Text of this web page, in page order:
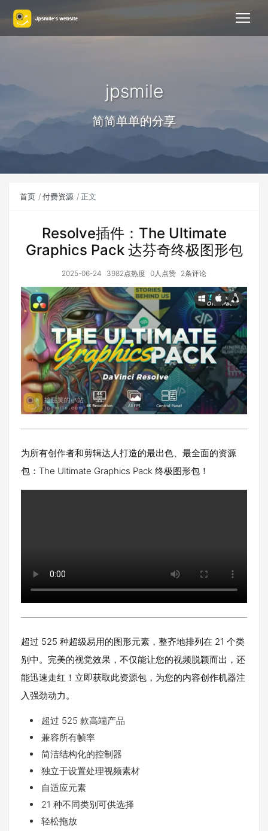
jpsmile
简简单单的分享
首页 付费资源 正文
Resolve插件：The Ultimate
Graphics Pack 达芬奇终极图形包
2025-06-24 3982点热度 0人点赞 2条评论
为所有创作者和剪辑达人打造的最出色、最全面的资源
包：The Ultimate Graphics Pack 终极图形包！
超过 525 种超级易用的图形元素，整齐地排列在 21 个类
别中。完美的视觉效果，不仅能让您的视频脱颖而出，还
能迅速走红！立即获取此资源包，为您的内容创作机器注
入强劲动力。
超过 525 款高端产品
兼容所有帧率
简洁结构化的控制器
独立于设置处理视频素材
自适应元素
21 种不同类别可供选择
轻松拖放